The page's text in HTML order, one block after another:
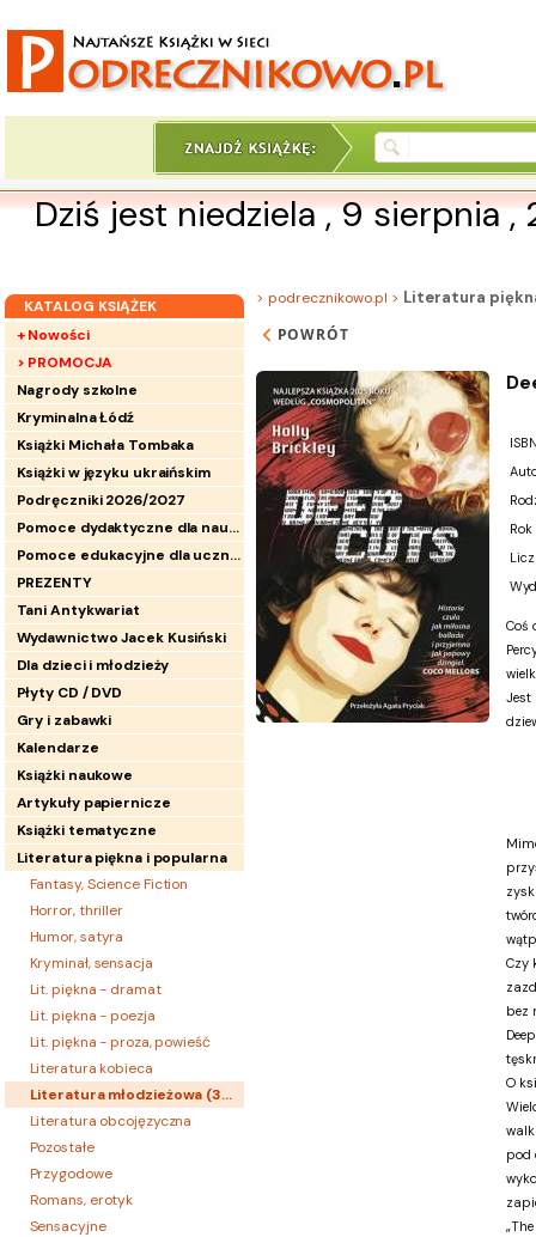
Dziś jest niedziela , 9 sierpnia
KATALOG KSIĄŻEK
+ Nowości
> PROMOCJA
Nagrody szkolne
Kryminalna Łódź
Książki Michała Tombaka
Książki w języku ukraińskim
Podręczniki 2026/2027
Pomoce dydaktyczne dla nauczycieli
Pomoce edukacyjne dla uczniów
PREZENTY
Tani Antykwariat
Wydawnictwo Jacek Kusiński
Dla dzieci i młodzieży
Płyty CD / DVD
Gry i zabawki
Kalendarze
Książki naukowe
Artykuły papiernicze
Książki tematyczne
Literatura piękna i popularna
Fantasy, Science Fiction
Horror, thriller
Humor, satyra
Kryminał, sensacja
Lit. piękna - dramat
Lit. piękna - poezja
Lit. piękna - proza, powieść
Literatura kobieca
Literatura młodzieżowa (392
Literatura obcojęzyczna
Pozostałe
Przygodowe
Romans, erotyk
Sensacyjne
> podrecznikowo.pl > Literatura
POWRÓT
Coś
Jest
Czy
bez
O
pod